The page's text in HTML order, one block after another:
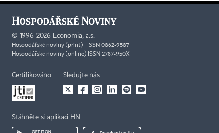
© 1996-2026 Economia, a.s.
Hospodářské noviny (print) ISSN 0862-9587
Hospodářské noviny (online) ISSN 2787-950X
Certifikováno Sledujte nás
Stáhněte si aplikaci HN